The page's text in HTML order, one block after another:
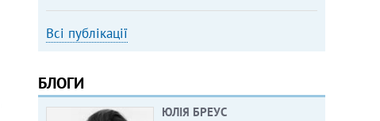
Всі публікації
БЛОГИ
ЮЛІЯ БРЕУС